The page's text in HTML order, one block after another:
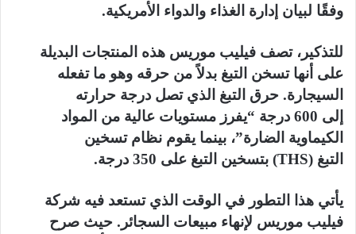
وفقًا لبيان إدارة الغذاء والدواء الأمريكية.
للتذكير، تصف فيليب موريس هذه المنتجات البديلة
على أنها تسخن التبغ بدلاً من حرقه وهو ما تفعله
السيجارة. حرق التبغ الذي تصل درجة حرارته
إلى 600 درجة “يفرز مستويات عالية من المواد
الكيماوية الضارة”، بينما يقوم نظام تسخين
التبغ (THS) بتسخين التبغ على 350 درجة.
يأتي هذا التطور في الوقت الذي تستعد فيه شركة
فيليب موريس لإنهاء مبيعات السجائر. حيث صرح